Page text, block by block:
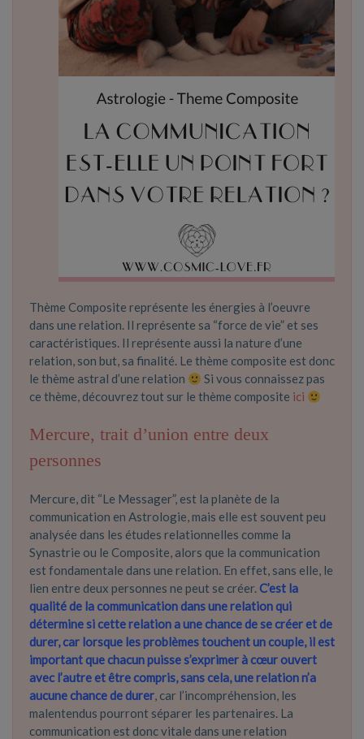
Thème Composite représente les énergies à l’oeuvre
dans une relation. Il représente sa “force de vie” et ses
caractéristiques. Il représente aussi la nature d’une
relation, son but, sa finalité. Le thème composite est donc
le thème astral d’une relation
Si vous connaissez pas
ce thème, découvrez tout sur le thème composite ici
Mercure, trait d’union entre deux
personnes
Mercure, dit “Le Messager”, est la planète de la
communication en Astrologie, mais elle est souvent peu
analysée dans les études relationnelles comme la
Synastrie ou le Composite, alors que la communication
est fondamentale dans une relation. En effet, sans elle, le
lien entre deux personnes ne peut se créer.C’est la
qualité de la communication dans une relation qui
détermine si cette relation a une chance de se créer et de
durer, car lorsque les problèmes touchent un couple, il est
important que chacun puisse s’exprimer à cœur ouvert
avec l’autre et être compris, sans cela, une relation n’a
aucune chance de durer, car l’incompréhension, les
malentendus pourront séparer les partenaires. La
communication est donc vitale dans une relation